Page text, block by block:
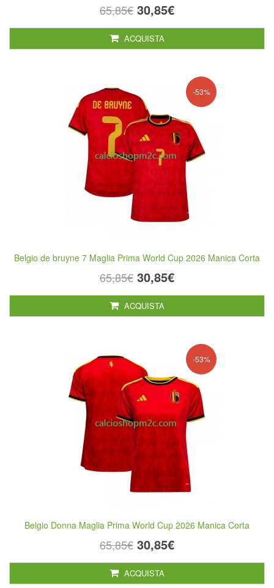
65,85€ 30,85€
ACQUISTA
-53%
Belgio de bruyne 7 Maglia Prima World Cup 2026 Manica Corta
65,85€ 30,85€
ACQUISTA
-53%
Belgio Donna Maglia Prima World Cup 2026 Manica Corta
65,85€ 30,85€
ACQUISTA